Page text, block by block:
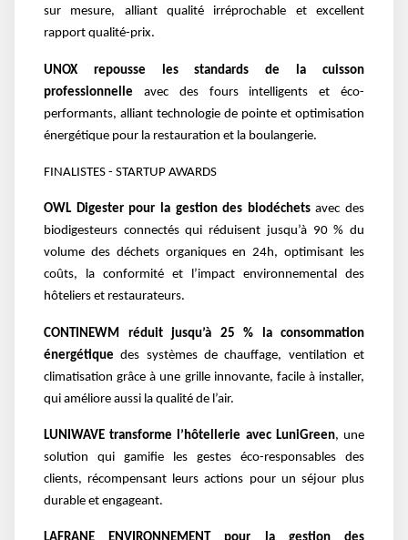
sur mesure, alliant qualité irréprochable et excellent
rapport qualité-prix.
UNOX repousse les standards de la cuisson
professionnelle avec des fours intelligents et éco-
performants, alliant technologie de pointe et optimisation
énergétique pour la restauration et la boulangerie.
FINALISTES - STARTUP AWARDS
OWL Digester pour la gestion des biodéchetsavec des
biodigesteurs connectés qui réduisent jusqu’à 90 % du
volume des déchets organiques en 24h, optimisant les
coûts, la conformité et l’impact environnemental des
hôteliers et restaurateurs.
CONTINEWM réduit jusqu’à 25 % la consommation
énergétique des systèmes de chauffage, ventilation et
climatisation grâce à une grille innovante, facile à installer,
qui améliore aussi la qualité de l’air.
LUNIWAVE transforme l’hôtellerie avec LuniGreen, une
solution qui gamifie les gestes éco-responsables des
clients, récompensant leurs actions pour un séjour plus
durable et engageant.